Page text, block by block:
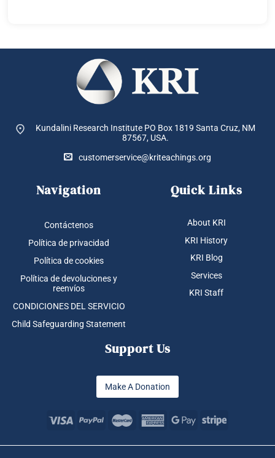
Kundalini Research Institute PO Box 1819 Santa Cruz, NM
87567, USA.
customerservice@kriteachings.org
Navigation
Contáctenos
Política de privacidad
Política de cookies
Política de devoluciones y
reenvíos
CONDICIONES DEL SERVICIO
Child Safeguarding Statement
Quick Links
About KRI
KRI History
KRI Blog
Services
KRI Staff
Support Us
Make A Donation